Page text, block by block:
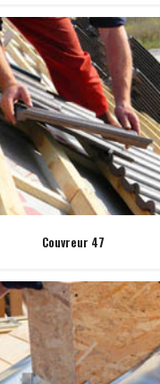
Couvreur 47